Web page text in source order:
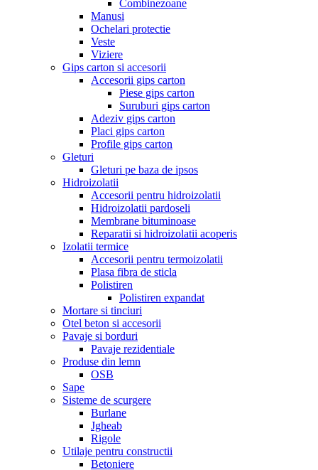
Combinezoane
Manusi
Ochelari protectie
Veste
Viziere
Gips carton si accesorii
Accesorii gips carton
Piese gips carton
Suruburi gips carton
Adeziv gips carton
Placi gips carton
Profile gips carton
Gleturi
Gleturi pe baza de ipsos
Hidroizolatii
Accesorii pentru hidroizolatii
Hidroizolatii pardoseli
Membrane bituminoase
Reparatii si hidroizolatii acoperis
Izolatii termice
Accesorii pentru termoizolatii
Plasa fibra de sticla
Polistiren
Polistiren expandat
Mortare si tinciuri
Otel beton si accesorii
Pavaje si borduri
Pavaje rezidentiale
Produse din lemn
OSB
Sape
Sisteme de scurgere
Burlane
Jgheab
Rigole
Utilaje pentru constructii
Betoniere